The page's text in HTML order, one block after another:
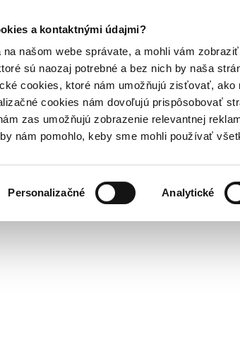
a kontaktnými údajmi?
našom webe správate, a mohli vám
sú naozaj potrebné a bez nich by naša
cookies, ktoré nám umožňujú zisťovať, ako
cookies nám dovoľujú prispôsobovať
zas umožňujú zobrazenie relevantnej
nám pomohlo, keby sme mohli používať
Personalizačné Analytické